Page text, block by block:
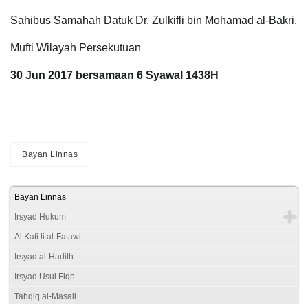
Sahibus Samahah Datuk Dr. Zulkifli bin Mohamad al-Bakri,
Mufti Wilayah Persekutuan
30 Jun 2017 bersamaan 6 Syawal 1438H
Bayan Linnas
Bayan Linnas
Irsyad Hukum
Al Kafi li al-Fatawi
Irsyad al-Hadith
Irsyad Usul Fiqh
Tahqiq al-Masail